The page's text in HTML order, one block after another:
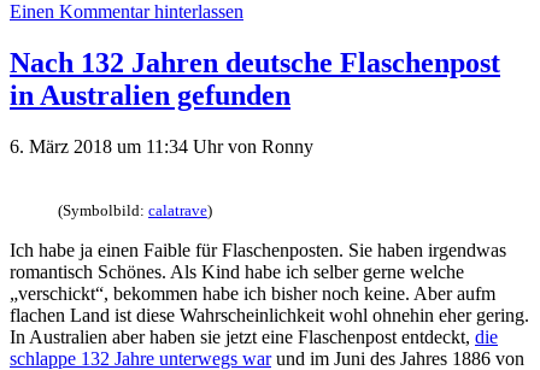
Einen Kommentar hinterlassen
Nach 132 Jahren deutsche Flaschenpost
in Australien gefunden
6. März 2018 um 11:34 Uhrvon Ronny
(Symbolbild: calatrave)
Ich habe ja einen Faible für Flaschenposten. Sie haben irgendwas
romantisch Schönes. Als Kind habe ich selber gerne welche
„verschickt“, bekommen habe ich bisher noch keine. Aber aufm
flachen Land ist diese Wahrscheinlichkeit wohl ohnehin eher gering.
In Australien aber haben sie jetzt eine Flaschenpost entdeckt, die
schlappe 132 Jahre unterwegs warund im Juni des Jahres 1886 von